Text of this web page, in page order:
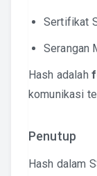
Sertifikat
Serangan
Hash adalah
komunikasi
Penutup
Hash dalam